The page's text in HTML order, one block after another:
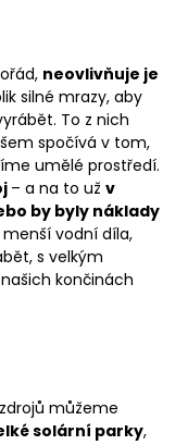
neovlivňuje je
silné mrazy, aby
To z nich
spočívá v tom,
umělé prostředí.
– a na to už v
by byly náklady
vodní díla,
s velkým
končinách
můžeme
solární parky,